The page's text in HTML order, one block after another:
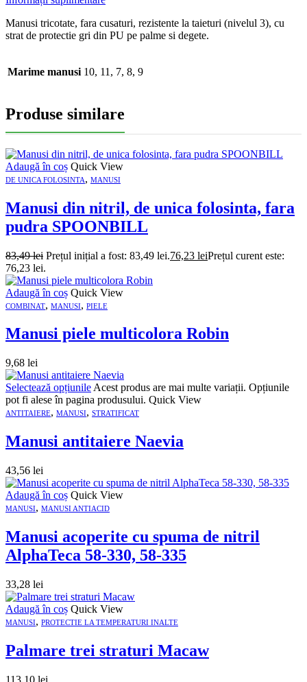
Manusi tricotate, fara cusaturi, rezistente la taieturi (nivelul 3), cu
strat de protectie gri din PU pe palme si degete.
Marime manusi 10, 11, 7, 8, 9
Produse similare
Adaugă în coș Quick View
DE UNICA FOLOSINTA, MANUSI
Manusi din nitril, de unica folosinta, fara
pudra SPOONBILL
83,49lei Prețul inițial a fost: 83,49 lei.76,23 leiPrețul curent este:
76,23 lei.
Adaugă în coș Quick View
COMBINAT, MANUSI, PIELE
Manusi piele multicolora Robin
9,68 lei
Selectează opțiunile Acest produs are mai multe variații. Opțiunile
pot fi alese în pagina produsului. Quick View
ANTITAIERE, MANUSI, STRATIFICAT
Manusi antitaiere Naevia
43,56 lei
Adaugă în coș Quick View
MANUSI, MANUSI ANTIACID
Manusi acoperite cu spuma de nitril
AlphaTeca 58-330, 58-335
33,28 lei
Adaugă în coș Quick View
MANUSI, PROTECTIE LA TEMPERATURI INALTE
Palmare trei straturi Macaw
113,10 lei